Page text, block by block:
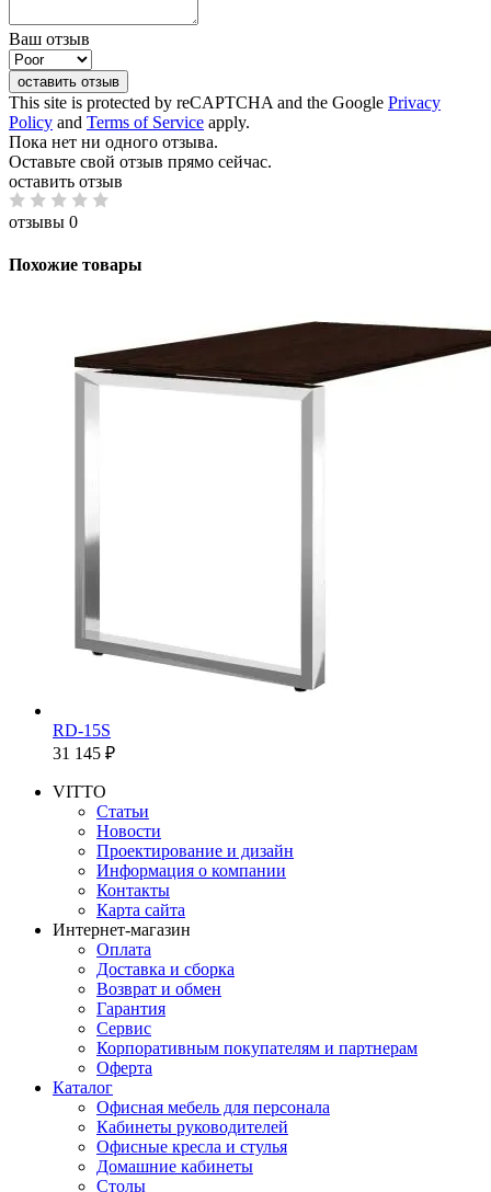
Ваш отзыв
оставить отзыв
This site is protected by reCAPTCHA and the Google Privacy
Policy and Terms of Service apply.
Пока нет ни одного отзыва.
Оставьте свой отзыв прямо сейчас.
оставить отзыв
отзывы 0
Похожие товары
RD-15S
31 145 ₽
VITTO
Статьи
Новости
Проектирование и дизайн
Информация о компании
Контакты
Карта сайта
Интернет-магазин
Оплата
Доставка и сборка
Возврат и обмен
Гарантия
Сервис
Корпоративным покупателям и партнерам
Оферта
Каталог
Офисная мебель для персонала
Кабинеты руководителей
Офисные кресла и стулья
Домашние кабинеты
Столы